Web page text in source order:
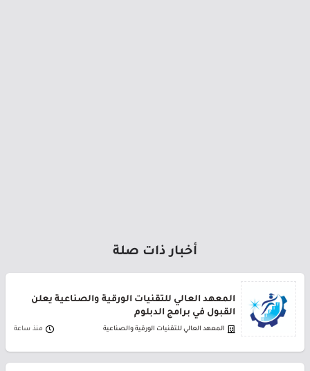
أخبار ذات صلة
المعهد العالي للتقنيات الورقية والصناعية يعلن
القبول في برامج الدبلوم
المعهد العالي للتقنيات الورقية والصناعية منذ ساعة